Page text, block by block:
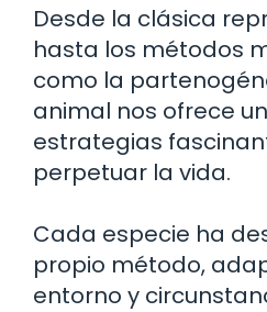
Desde la clásica
hasta los métodos
como la
animal nos ofrece
estrategias
perpetuar la vida.
Cada especie ha
propio método,
entorno y